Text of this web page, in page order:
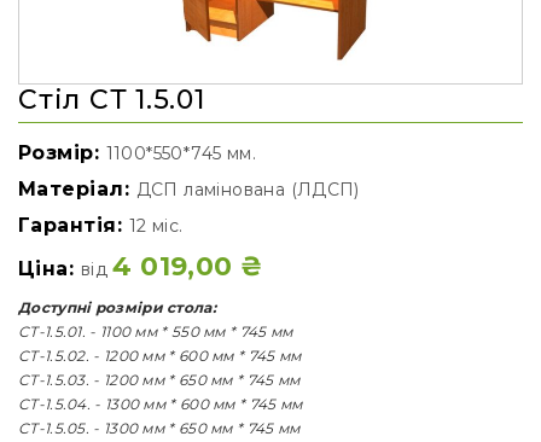
Стіл СТ 1.5.01
Розмір: 1100*550*745 мм.
Матеріал: ДСП ламінована (ЛДСП)
Гарантія: 12 міс.
Ціна: від4 019,00 ₴
Доступні розміри стола:
СТ-1.5.01. - 1100 мм * 550 мм * 745 мм
СТ-1.5.02. - 1200 мм * 600 мм * 745 мм
СТ-1.5.03. - 1200 мм * 650 мм * 745 мм
СТ-1.5.04. - 1300 мм * 600 мм * 745 мм
СТ-1.5.05. - 1300 мм * 650 мм * 745 мм